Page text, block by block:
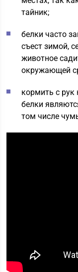
тайник;
белки часто
съест зимой,
животное
окружающей
кормить с рук
белки
том числе